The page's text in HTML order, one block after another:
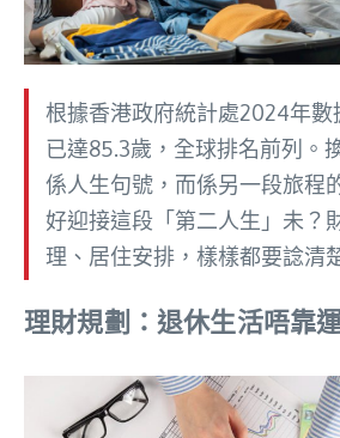
根據香港政府統計處2024年數
已達85.3歲，全球排名前列。
係人生句號，而係另一段旅程
好迎接這段「第二人生」未？
理、居住安排，樣樣都要諗清
理財規劃：退休生活唔靠